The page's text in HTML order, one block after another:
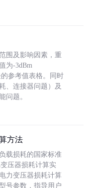
围及影响因素，重
为-3dBm
参考值表格。同时
、连接器问题）及
问题。
方法
载损耗的国家标准
变压器损耗计算实
力变压器损耗计算
号参数，指导用户